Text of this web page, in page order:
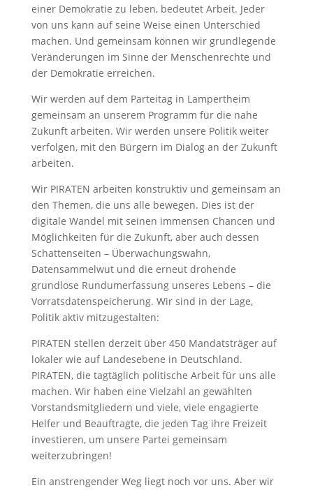
einer Demokratie zu leben, bedeutet Arbeit. Jeder
von uns kann auf seine Weise einen Unterschied
machen. Und gemeinsam können wir grundlegende
Veränderungen im Sinne der Menschenrechte und
der Demokratie erreichen.
Wir werden auf dem Parteitag in Lampertheim
gemeinsam an unserem Programm für die nahe
Zukunft arbeiten. Wir werden unsere Politik weiter
verfolgen, mit den Bürgern im Dialog an der Zukunft
arbeiten.
Wir PIRATEN arbeiten konstruktiv und gemeinsam an
den Themen, die uns alle bewegen. Dies ist der
digitale Wandel mit seinen immensen Chancen und
Möglichkeiten für die Zukunft, aber auch dessen
Schattenseiten – Überwachungswahn,
Datensammelwut und die erneut drohende
grundlose Rundumerfassung unseres Lebens – die
Vorratsdatenspeicherung. Wir sind in der Lage,
Politik aktiv mitzugestalten:
PIRATEN stellen derzeit über 450 Mandatsträger auf
lokaler wie auf Landesebene in Deutschland.
PIRATEN, die tagtäglich politische Arbeit für uns alle
machen. Wir haben eine Vielzahl an gewählten
Vorstandsmitgliedern und viele, viele engagierte
Helfer und Beauftragte, die jeden Tag ihre Freizeit
investieren, um unsere Partei gemeinsam
weiterzubringen!
Ein anstrengender Weg liegt noch vor uns. Aber wir